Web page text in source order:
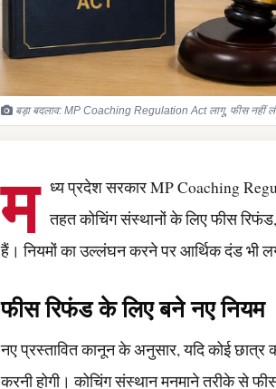
बड़ा बदलाव: MP Coaching Regulation Act लागू, फीस नहीं
म
ध्य प्रदेश सरकार MP Coaching
तहत कोचिंग संस्थानों के लिए फीस
हैं। नियमों का उल्लंघन करने पर आर्थिक दंड भी
फीस रिफंड के लिए बने नए नियम
नए प्रस्तावित कानून के अनुसार, यदि कोई छात्र
करनी होगी। कोचिंग संस्थान मनमाने तरीके से